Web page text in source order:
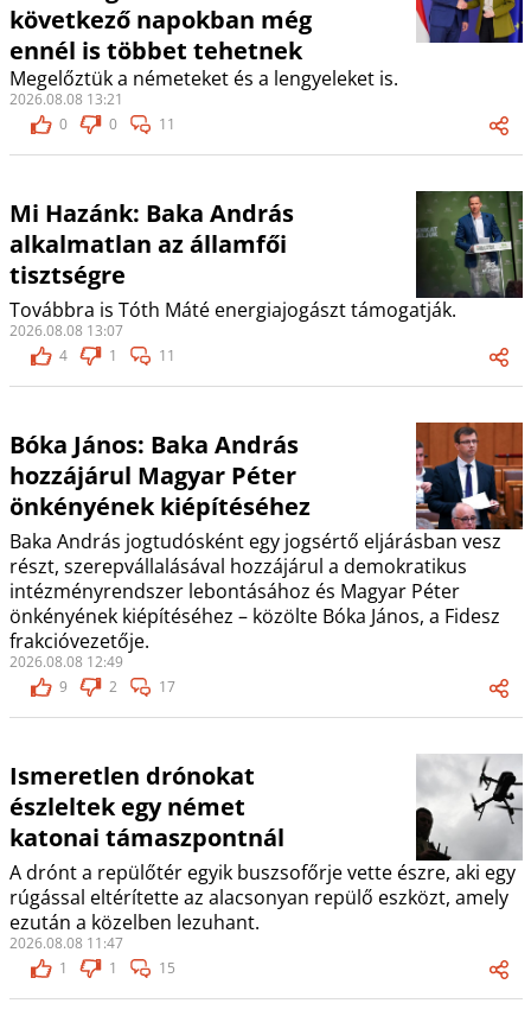
következő napokban még
ennél is többet tehetnek
Megelőztük a németeket és a lengyeleket is.
2026.08.08 13:21
0
0 11
Mi Hazánk: Baka András
alkalmatlan az államfői
tisztségre
Továbbra is Tóth Máté energiajogászt támogatják.
2026.08.08 13:07
4
1 11
Bóka János: Baka András
hozzájárul Magyar Péter
önkényének kiépítéséhez
Baka András jogtudósként egy jogsértő eljárásban vesz
részt, szerepvállalásával hozzájárul a demokratikus
intézményrendszer lebontásához és Magyar Péter
önkényének kiépítéséhez – közölte Bóka János, a Fidesz
frakcióvezetője.
2026.08.08 12:49
9
2 17
Ismeretlen drónokat
észleltek egy német
katonai támaszpontnál
A drónt a repülőtér egyik buszsofőrje vette észre, aki egy
rúgással eltérítette az alacsonyan repülő eszközt, amely
ezután a közelben lezuhant.
2026.08.08 11:47
1
1 15